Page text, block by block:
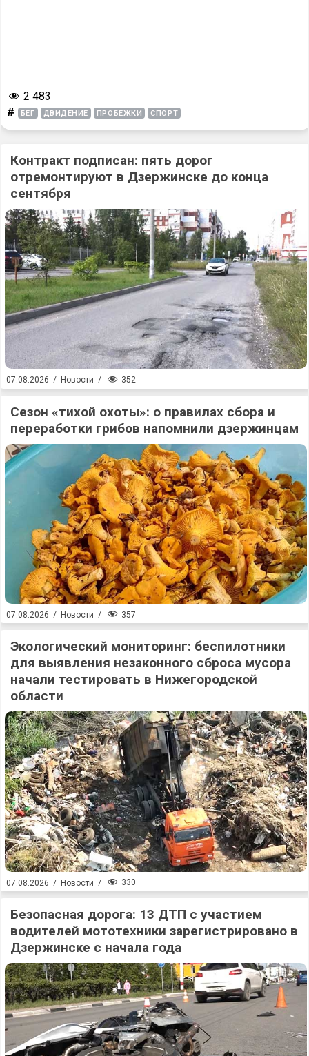
2 483
# БЕГ ДВИДЕНИЕ ПРОБЕЖКИ СПОРТ
Контракт подписан: пять дорог
отремонтируют в Дзержинске до конца
сентября
07.08.2026 / Новости / 352
Сезон «тихой охоты»: о правилах сбора и
переработки грибов напомнили дзержинцам
07.08.2026 / Новости / 357
Экологический мониторинг: беспилотники
для выявления незаконного сброса мусора
начали тестировать в Нижегородской
области
07.08.2026 / Новости / 330
Безопасная дорога: 13 ДТП с участием
водителей мототехники зарегистрировано в
Дзержинске с начала года